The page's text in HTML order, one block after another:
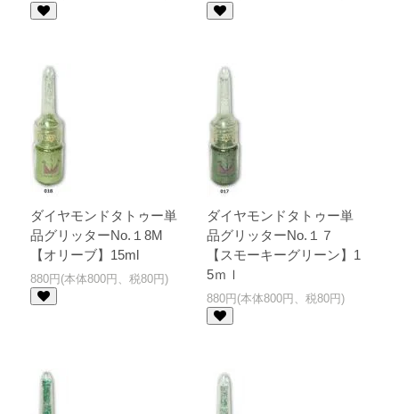
ダイヤモンドタトゥー単
品グリッターNo.１8M
【オリーブ】15ml
880円(本体800円、税80円)
ダイヤモンドタトゥー単
品グリッターNo.１７
【スモーキーグリーン】1
5ｍｌ
880円(本体800円、税80円)